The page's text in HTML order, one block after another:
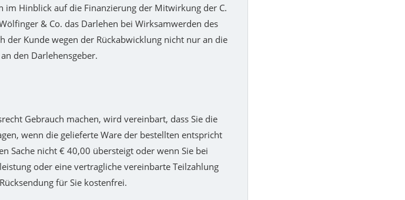
im Hinblick auf die Finanzierung der Mitwirkung der C.
& Co. das Darlehen bei Wirksamwerden des
der Kunde wegen der Rückabwicklung nicht nur an die
den Darlehensgeber.
Gebrauch machen, wird vereinbart, dass Sie die
wenn die gelieferte Ware der bestellten entspricht
Sache nicht € 40,00 übersteigt oder wenn Sie bei
oder eine vertragliche vereinbarte Teilzahlung
für Sie kostenfrei.